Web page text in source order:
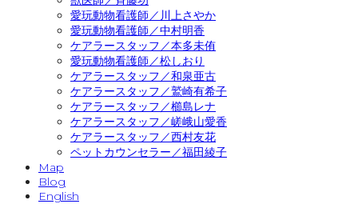
愛玩動物看護師／川上さやか
愛玩動物看護師／中村明香
ケアラースタッフ／本多未侑
愛玩動物看護師／松しおり
ケアラースタッフ／和泉亜古
ケアラースタッフ／鷲崎有希子
ケアラースタッフ／櫛島レナ
ケアラースタッフ／嵯峨山愛香
ケアラースタッフ／西村友花
ペットカウンセラー／福田綾子
Map
Blog
English